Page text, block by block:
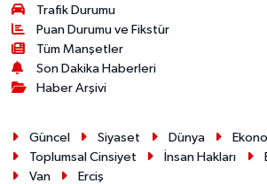
Trafik Durumu
Puan Durumu ve Fikstür
Tüm Manşetler
Son Dakika Haberleri
Haber Arşivi
Güncel Siyaset Dünya
Toplumsal Cinsiyet
İnsan Hakları
Van
Erciş